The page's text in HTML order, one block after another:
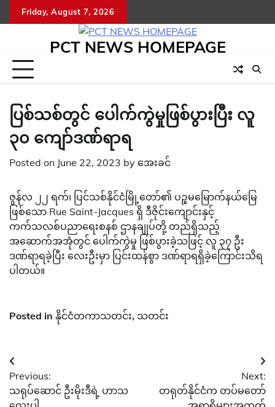
to
Friday, August 7, 2026
PCT NEWS HOMEPAGE
ပြစ်သစ်တွင် ပေါက်ကွဲမှုဖြစ်ပွားပြီး လူ
၃၀ ကျော်ဒဏ်ရာရ
Posted on June 22, 2023 by အေးခင်
ဇွန်လ ၂၂ ရက်၊ ပြင်သစ်နိုင်ငံမြို့တော်၏ ပဉ္စမမြောက်နယ်မြေ
ဖြစ်သော Rue Saint-Jacques ရှိ ဒီဇိုင်းကျောင်းနှင့်
ကက်သလစ်ပညာရေးစနစ် ဌာနချုပ်တို့ တည်ရှိသည့်
အဆောက်အအုံတွင် ပေါက်ကွဲမှု ဖြစ်ပွားခဲ့သဖြင့် လူ ၃၇ ဦး
ဒဏ်ရာရခဲ့ပြီး လေးဦးမှာ ပြင်းထန်စွာ ဒဏ်ရာရရှိခဲ့ကြောင်းသိရ
ပါတယ်။
Posted in နိုင်ငံတကာသတင်း, သတင်း
Post
navigation
Previous:
သရုပ်ဆောင် ဦးမိုးဒီရဲ့ ဟာသ
Next:
တရုတ်နိုင်ငံက တပ်မတော်